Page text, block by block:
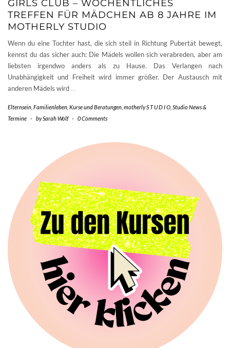
GIRLS CLUB – WÖCHENTLICHES
TREFFEN FÜR MÄDCHEN AB 8 JAHRE IM
MOTHERLY STUDIO
Wenn du eine Tochter hast, die sich steil in Richtung Pubertät bewegt,
kennst du das sicher auch: Die Mädels wollen sich verabreden, aber am
liebsten irgendwo anders als zu Hause. Das Verlangen nach
Unabhängigkeit und Freiheit wird immer größer. Der Austausch mit
anderen Mädels wird
Elternsein Familienleben Kurse und Beratungen motherly S T U D I O Studio News &
Termine - bySarah Wolf - 0 Comments